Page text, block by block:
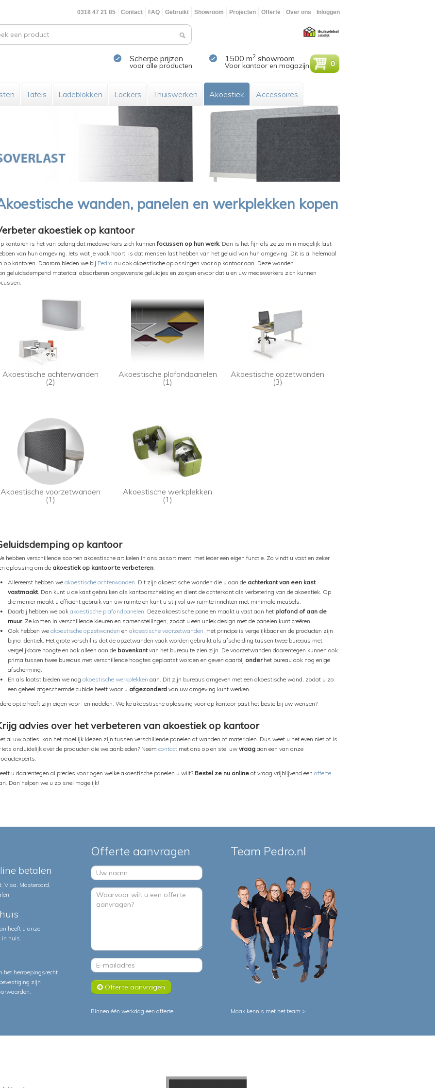
0318 47 21 85 Contact FAQ Gebruikt Showroom Projecten Offerte Over ons Inloggen
Scherpe prijzen
voor alle producten
1500 m2 showroom
Voor kantoor en magazijn 0
Tafels Ladeblokken Lockers Thuiswerken Akoestiek Accessoires
wanden, panelen en werkplekken kopen
akoestiek op kantoor
kantoren is het van belang dat medewerkers zich kunnenfocussen op hun werk. Dan is het fijn als ze zo min mogelijk last
van hun omgeving. Iets wat je vaak hoort, is dat mensen last hebben van het geluid van hun omgeving. Dit is al helemaal
op kantoren. Daarom bieden we bij Pedro nu ook akoestische oplossingen voor op kantoor aan. Deze wanden
geluidsdempend materiaal absorberen ongewenste geluidjes en zorgen ervoor dat u en uw medewerkers zich kunnen
Akoestische achterwanden
(2)
Akoestische plafondpanelen
(1)
Akoestische opzetwanden
(3)
Akoestische voorzetwanden
(1)
Akoestische werkplekken
(1)
op kantoor
hebben verschillende soorten akoestische artikelen in ons assortiment, met ieder een eigen functie. Zo vindt u vast en zeker
oplossing om de akoestiek op kantoor te verbeteren.
Allereerst hebben we akoestische achterwanden. Dit zijn akoestische wanden die u aan de achterkant van een kast
vastmaakt. Dan kunt u de kast gebruiken als kantoorscheiding en dient de achterkant als verbetering van de akoestiek. Op
die manier maakt u efficiënt gebruik van uw ruimte en kunt u stijlvol uw ruimte inrichten met minimale meubels.
Daarbij hebben we ook akoestische plafondpanelen. Deze akoestische panelen maakt u vast aan het plafond of aan de
muur. Ze komen in verschillende kleuren en samenstellingen, zodat u een uniek design met de panelen kunt creëren.
Ook hebben we akoestische opzetwanden en akoestische voorzetwanden. Het principe is vergelijkbaar en de producten zijn
bijna identiek. Het grote verschil is dat de opzetwanden vaak worden gebruikt als afscheiding tussen twee bureaus met
vergelijkbare hoogte en ook alleen aan de bovenkantvan het bureau te zien zijn. De voorzetwanden daarentegen kunnen ook
prima tussen twee bureaus met verschillende hoogtes geplaatst worden en geven daarbij onder het bureau ook nog enige
afscherming.
En als laatst bieden we nog akoestische werkplekken aan. Dit zijn bureaus omgeven met een akoestische wand, zodat u zo
een geheel afgeschermde cubicle heeft waar u afgezonderd van uw omgeving kunt werken.
optie heeft zijn eigen voor- en nadelen. Welke akoestische oplossing voor op kantoor past het beste bij uw wensen?
advies over het verbeteren van akoestiek op kantoor
al uw opties, kan het moeilijk kiezen zijn tussen verschillende panelen of wanden of materialen. Dus weet u het even niet of is
iets onduidelijk over de producten die we aanbieden? Neem contact met ons op en stel uw vraag aan een van onze
u daarentegen al precies voor ogen welke akoestische panelen u wilt? Bestel ze nu online of vraag vrijblijvend een offerte
Dan helpen we u zo snel mogelijk!
betalen
Visa, Mastercard,
heeft u onze
in huis.
het herroepingsrecht
zijn
.
Offerte aanvragen
Offerte aanvragen
Team Pedro.nl
Binnen één werkdag een offerte Maak kennis met het team >